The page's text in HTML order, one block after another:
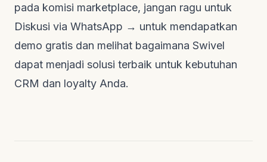
pada komisi marketplace, jangan ragu untuk
Diskusi via WhatsApp → untuk mendapatkan
demo gratis dan melihat bagaimana Swivel
dapat menjadi solusi terbaik untuk kebutuhan
CRM dan loyalty Anda.